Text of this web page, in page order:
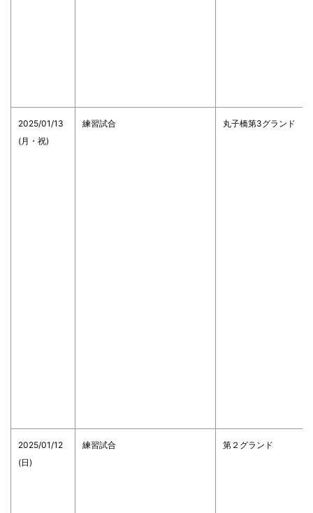
2025/01/13
(月・祝)
練習試合 丸子橋第3グランド
2025/01/12
(日)
練習試合 第２グランド